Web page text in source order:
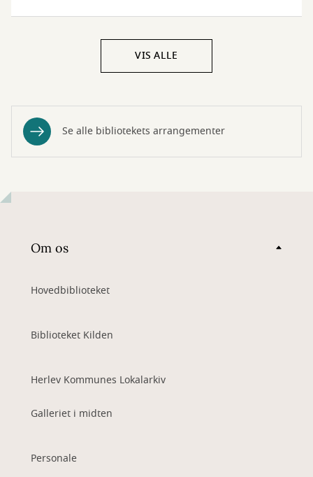
VIS ALLE
Se alle bibliotekets arrangementer
Om os
Hovedbiblioteket
Biblioteket Kilden
Herlev Kommunes Lokalarkiv
Galleriet i midten
Personale